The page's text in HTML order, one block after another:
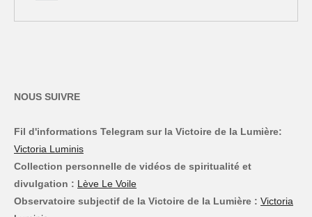
NOUS SUIVRE
Fil d'informations Telegram sur la Victoire de la Lumière:
Victoria Luminis
Collection personnelle de vidéos de spiritualité et
divulgation : Lève Le Voile
Observatoire subjectif de la Victoire de la Lumière : Victoria